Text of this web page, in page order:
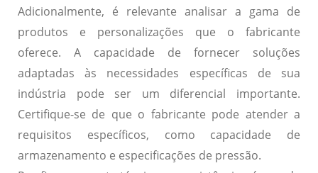
Adicionalmente, é relevante analisar a gama de
produtos e personalizações que o fabricante
oferece. A capacidade de fornecer soluções
adaptadas às necessidades específicas de sua
indústria pode ser um diferencial importante.
Certifique-se de que o fabricante pode atender a
requisitos específicos, como capacidade de
armazenamento e especificações de pressão.